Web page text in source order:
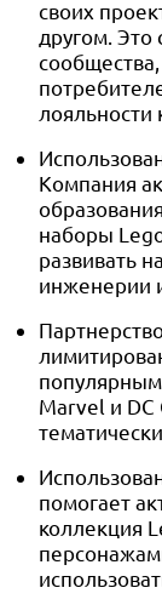
своих
другом. Это
лояльности
Компания
наборы
развивать
инженерии
Marvel и DC
помогает
коллекция